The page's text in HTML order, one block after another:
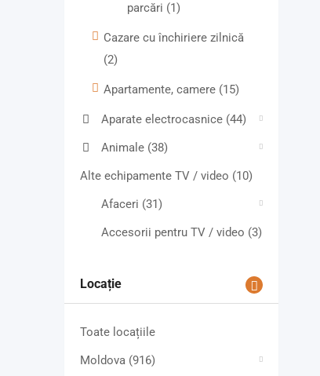
parcări (1)
Cazare cu închiriere zilnică
(2)
Apartamente, camere (15)
Aparate electrocasnice (44)
Animale (38)
Alte echipamente TV / video (10)
Afaceri (31)
Accesorii pentru TV / video (3)
Locație
Toate locațiile
Moldova (916)